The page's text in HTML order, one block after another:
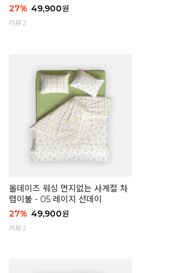
27% 49,900원
리뷰 2
올데이즈 워싱 먼지없는 사계절 차
렵이불 - 05 레이지 선데이
27% 49,900원
리뷰 2